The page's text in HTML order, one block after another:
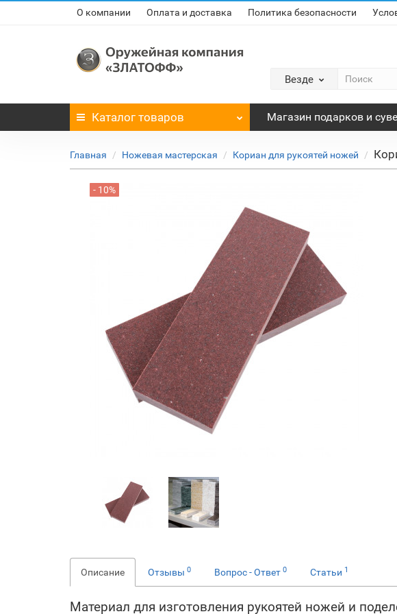
О компании Оплата и доставка Политика безопасности
Везде
Каталог товаров Магазин подарков и
Главная Ножевая мастерская Кориан для рукоятей ножей
- 10%
Описание Отзывы 0 Вопрос - Ответ 0 Статьи 1
Материал для изготовления рукоятей ножей и